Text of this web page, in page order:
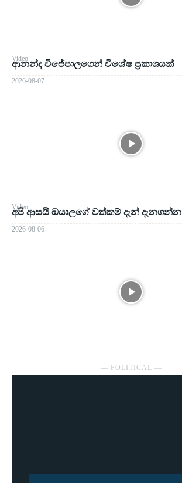
Video
ආනන්ද විජේපාලගෙන් විශේෂ ප්‍රකාශයක්
2026-08-07
Video
අපි ආසයි ඔයාලගේ වත්කම් දැන් දැනගන්න
2026-08-06
― POLITICAL ―